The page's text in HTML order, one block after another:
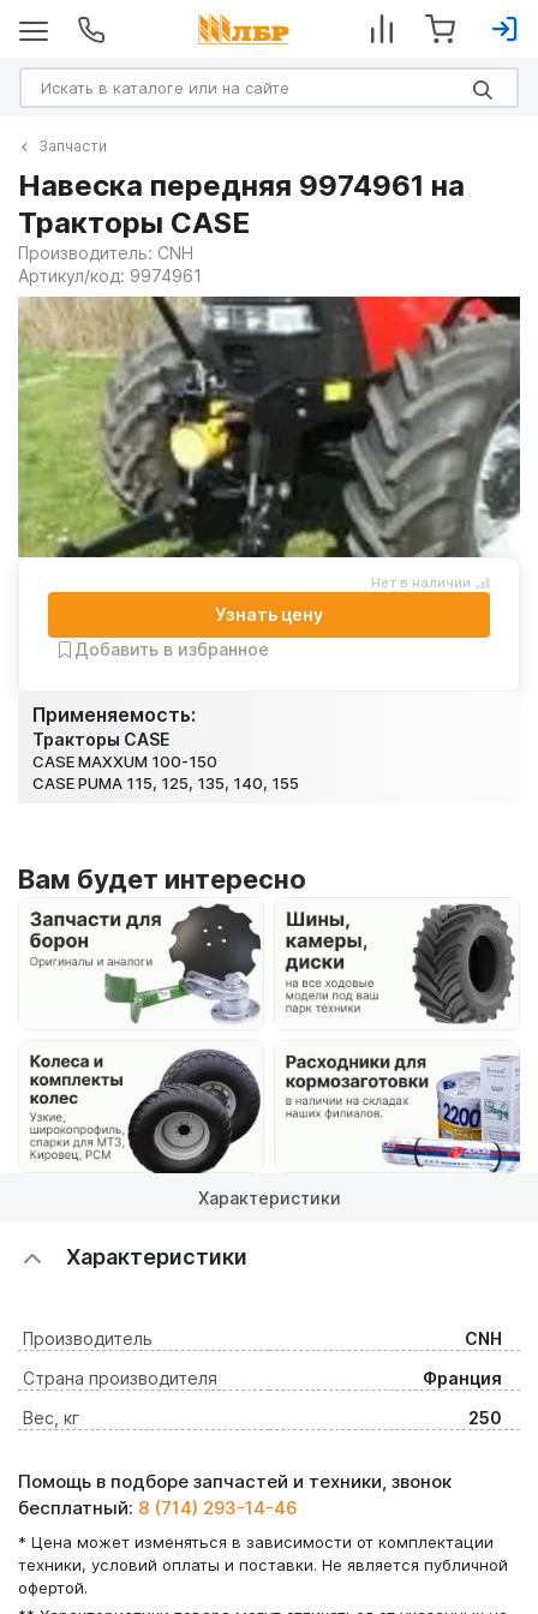
Запчасти
Навеска передняя 9974961 на
Тракторы CASE
Производитель: CNH
Артикул/код: 9974961
Применяемость:
Тракторы CASE
CASE MAXXUM 100-150
CASE PUMA 115, 125, 135, 140, 155
Нет в наличии
Узнать цену
Добавить в избранное
Вам будет интересно
Характеристики
Характеристики
Производитель
CNH
Страна производителя
Франция
Вес, кг
250
Помощь в подборе запчастей и техники, звонок
бесплатный: 8 (714) 293-14-46
* Цена может изменяться в зависимости от комплектации
техники, условий оплаты и поставки. Не является публичной
офертой.